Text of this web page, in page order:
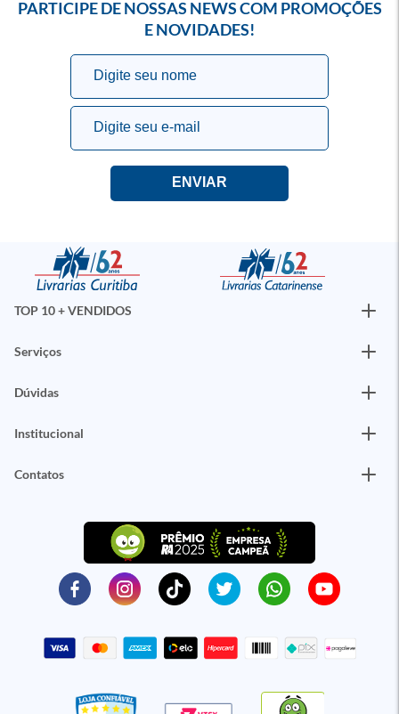
PARTICIPE DE NOSSAS NEWS COM PROMOÇÕES
E NOVIDADES!
TOP 10 + VENDIDOS
Serviços
Dúvidas
Institucional
Contatos